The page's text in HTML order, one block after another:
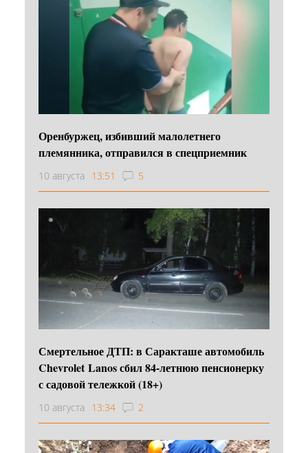
Оренбуржец, избивший малолетнего
племянника, отправился в спецприемник
10 августа 13:51 5
Смертельное ДТП: в Саракташе автомобиль
Chevrolet Lanos сбил 84-летнюю пенсионерку
с садовой тележкой (18+)
10 августа 13:34 2